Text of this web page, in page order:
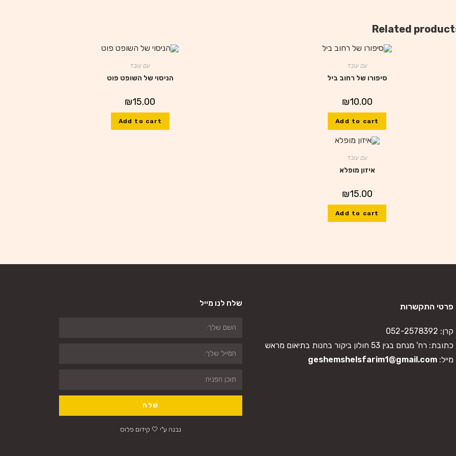
Related
עם עובד
סיפורו של רחוב ביל
₪10.00
Add to cart
עם עובד
הניסוי של השופט פוט
₪15.00
Add to cart
עם עובד
איזון מופלא
₪15.00
Add to cart
פרטי התקשרות
קרן: 052-2578392
כתובת: רח' מנחם בגין 53 חולון ביקור בחנות בתיאום מראש
מייל: geshemshelsfarim1@gmail.com
שלח לנו מייל
שלח
נבנה ע"י 🤍 קידום פלוס